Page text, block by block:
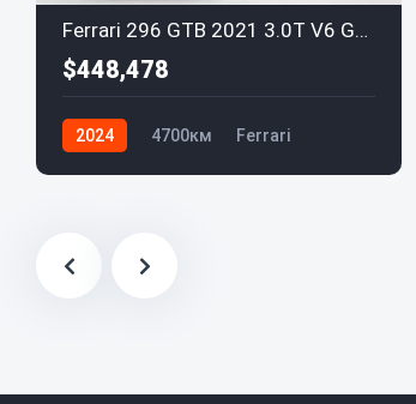
Ferrari 296 GTB 2021 3.0T V6 GTB
$448,478
2024 4700км Ferrari